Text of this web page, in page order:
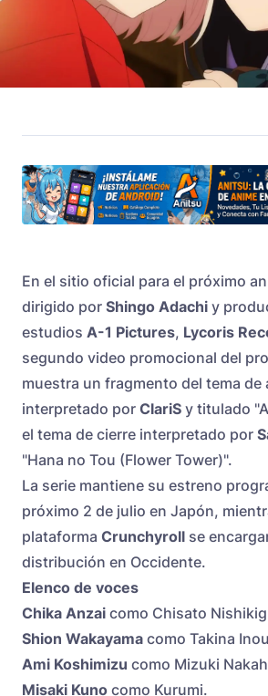
En el sitio oficial para el próximo
dirigido por Shingo Adachi y
estudios A-1 Pictures, Lycoris
segundo video promocional del
muestra un fragmento del tema de
interpretado por ClariS y titulado
el tema de cierre interpretado por
"Hana no Tou (Flower Tower)".
La serie mantiene su estreno
próximo 2 de julio en Japón,
plataforma Crunchyroll se
distribución en Occidente.
Elenco de voces
Chika Anzai como Chisato
Shion Wakayama como Takina
Ami Koshimizu como Mizuki
Misaki Kuno como Kurumi.